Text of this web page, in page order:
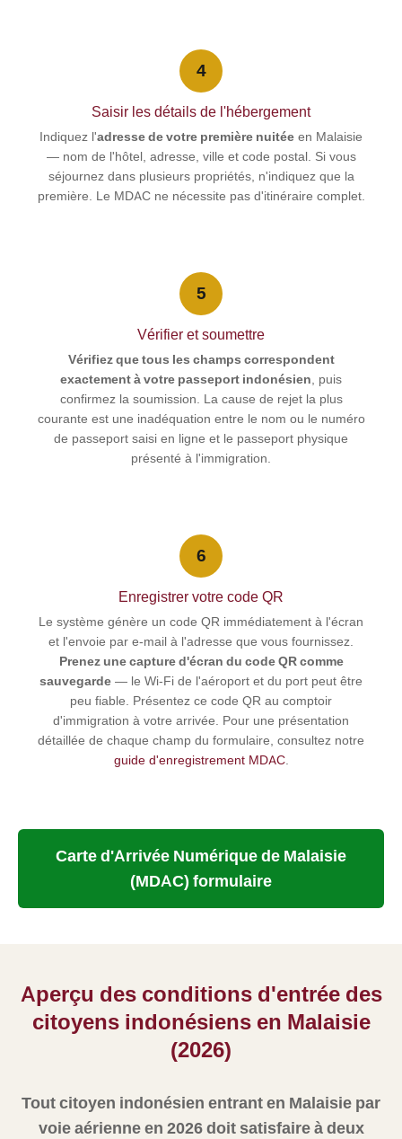
4
Saisir les détails de l'hébergement
Indiquez l'adresse de votre première nuitée en Malaisie
— nom de l'hôtel, adresse, ville et code postal. Si vous
séjournez dans plusieurs propriétés, n'indiquez que la
première. Le MDAC ne nécessite pas d'itinéraire complet.
5
Vérifier et soumettre
Vérifiez que tous les champs correspondent
exactement à votre passeport indonésien, puis
confirmez la soumission. La cause de rejet la plus
courante est une inadéquation entre le nom ou le numéro
de passeport saisi en ligne et le passeport physique
présenté à l'immigration.
6
Enregistrer votre code QR
Le système génère un code QR immédiatement à l'écran
et l'envoie par e-mail à l'adresse que vous fournissez.
Prenez une capture d'écran du code QR comme
sauvegarde — le Wi-Fi de l'aéroport et du port peut être
peu fiable. Présentez ce code QR au comptoir
d'immigration à votre arrivée. Pour une présentation
détaillée de chaque champ du formulaire, consultez notre
guide d'enregistrement MDAC.
Carte d'Arrivée Numérique de Malaisie
(MDAC) formulaire
Aperçu des conditions d'entrée des
citoyens indonésiens en Malaisie
(2026)
Tout citoyen indonésien entrant en Malaisie par
voie aérienne en 2026 doit satisfaire à deux